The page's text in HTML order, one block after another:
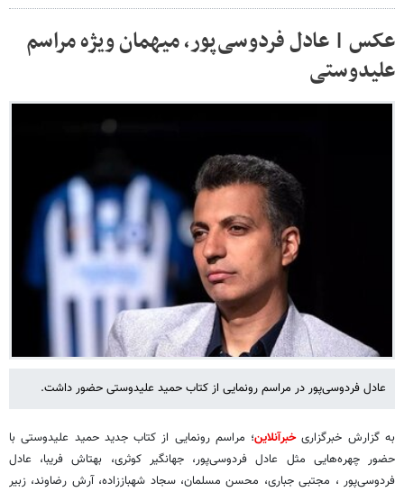
عکس | عادل فردوسی‌پور، میهمان ویژه مراسم
علیدوستی
عادل فردوسی‌پور در مراسم رونمایی از کتاب حمید علیدوستی حضور داشت.
به گزارش خبرگزاریخبرآنلاین؛ مراسم رونمایی از کتاب جدید حمید علیدوستی با
حضور چهره‌هایی مثل عادل فردوسی‌پور، جهانگیر کوثری، بهتاش فریبا، عادل
فردوسی‌پور ، مجتبی جباری، محسن مسلمان، سجاد شهباززاده، آرش رضاوند، زبیر